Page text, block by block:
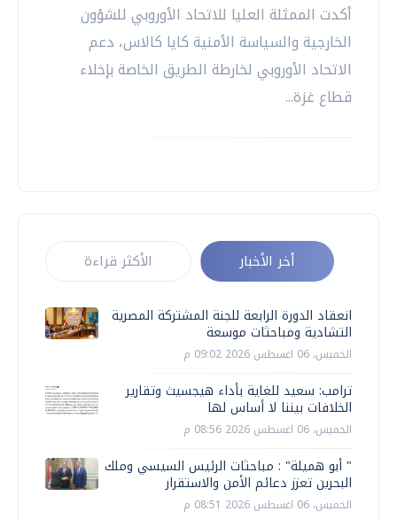
أكدت الممثلة العليا للاتحاد الأوروبي للشؤون
الخارجية والسياسة الأمنية كايا كالاس، دعم
الاتحاد الأوروبي لخارطة الطريق الخاصة بإخلاء
قطاع غزة...
أخر الأخبار الأكثر قراءة
انعقاد الدورة الرابعة للجنة المشتركة المصرية
التشادية ومباحثات موسعة
الخميس، 06 اغسطس 2026 09:02 م
ترامب: سعيد للغاية بأداء هيجسيث وتقارير
الخلافات بيننا لا أساس لها
الخميس، 06 اغسطس 2026 08:56 م
" أبو هميلة" : مباحثات الرئيس السيسي وملك
البحرين تعزز دعائم الأمن والاستقرار
الخميس، 06 اغسطس 2026 08:51 م